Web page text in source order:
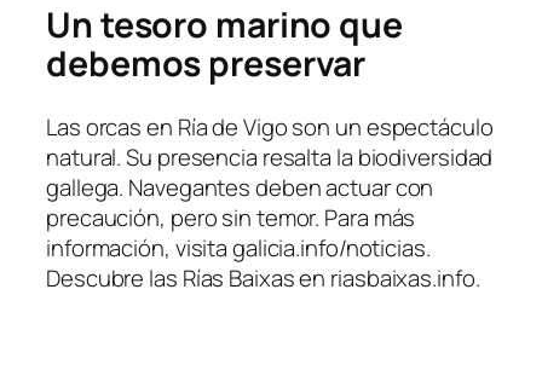
Un tesoro marino que
debemos preservar
Las orcas en Ría de Vigo son un espectáculo
natural. Su presencia resalta la biodiversidad
gallega. Navegantes deben actuar con
precaución, pero sin temor. Para más
información, visita galicia.info/noticias.
Descubre las Rías Baixas en riasbaixas.info.